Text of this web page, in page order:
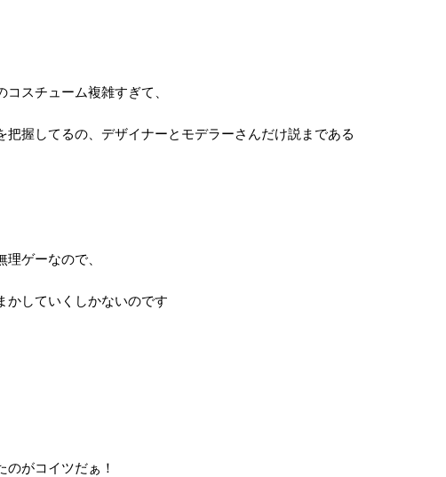
コスチューム複雑すぎて、
把握してるの、デザイナーとモデラーさんだけ説まである
ゲーなので、
かしていくしかないのです
のがコイツだぁ！